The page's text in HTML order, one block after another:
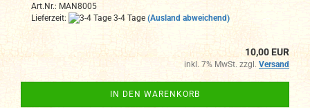
Art.Nr.: MAN8005
Lieferzeit:
3-4 Tage (Ausland abweichend)
10,00 EUR
inkl. 7% MwSt. zzgl. Versand
IN DEN WARENKORB